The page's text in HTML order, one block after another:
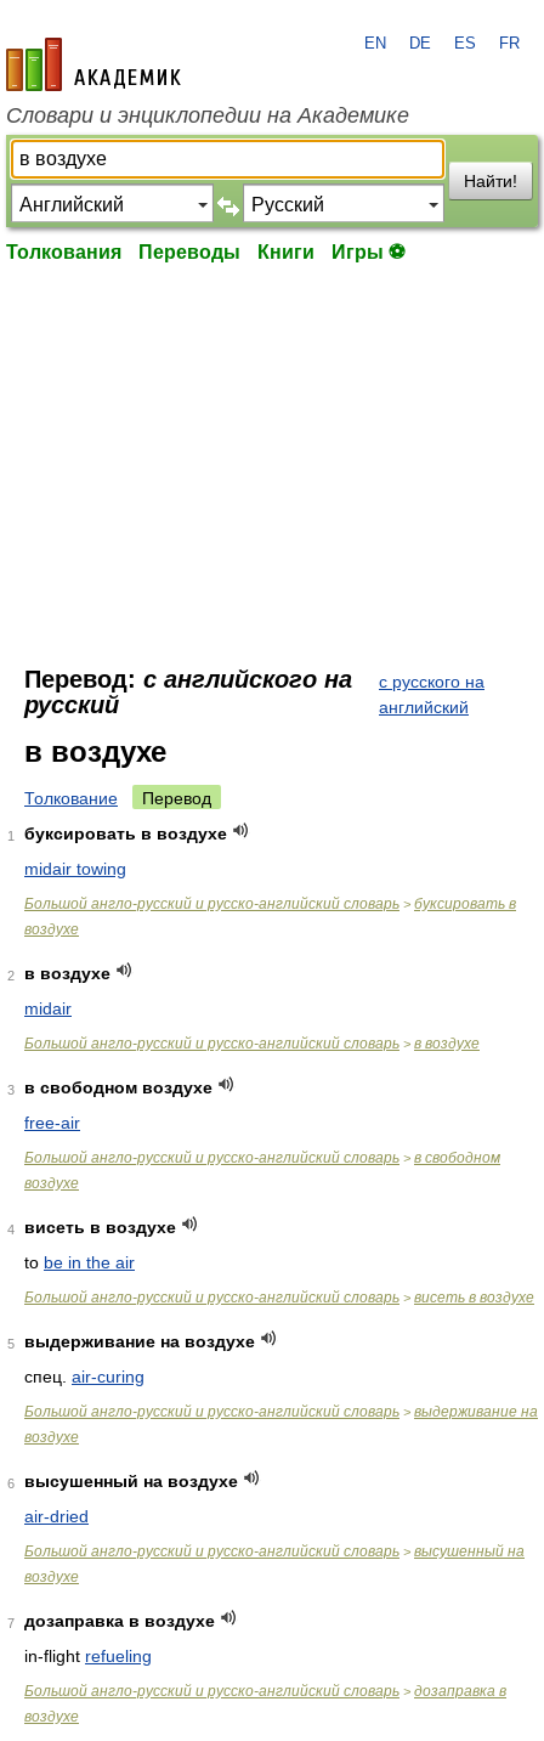
academic.ru
EN DE ES FR
Словари и энциклопедии на Академике
Найти!
Толкования Переводы Книги Игры ⚽
Перевод: с английского на
русский
с русского на
английский
в воздухе
Толкование Перевод
1
буксировать в воздухе
midair towing
Большой англо-русский и русско-английский словарь > буксировать в
воздухе
2
в воздухе
midair
Большой англо-русский и русско-английский словарь > в воздухе
3
в свободном воздухе
free-air
Большой англо-русский и русско-английский словарь > в свободном
воздухе
4
висеть в воздухе
to be in the air
Большой англо-русский и русско-английский словарь > висеть в воздухе
5
выдерживание на воздухе
спец. air-curing
Большой англо-русский и русско-английский словарь > выдерживание на
воздухе
6
высушенный на воздухе
air-dried
Большой англо-русский и русско-английский словарь > высушенный на
воздухе
7
дозаправка в воздухе
in-flight refueling
Большой англо-русский и русско-английский словарь > дозаправка в
воздухе